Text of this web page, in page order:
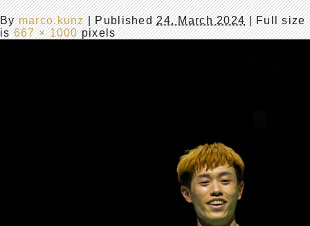
Bymarco.kunz |Published24. March 2024| Full size
is667 × 1000pixels